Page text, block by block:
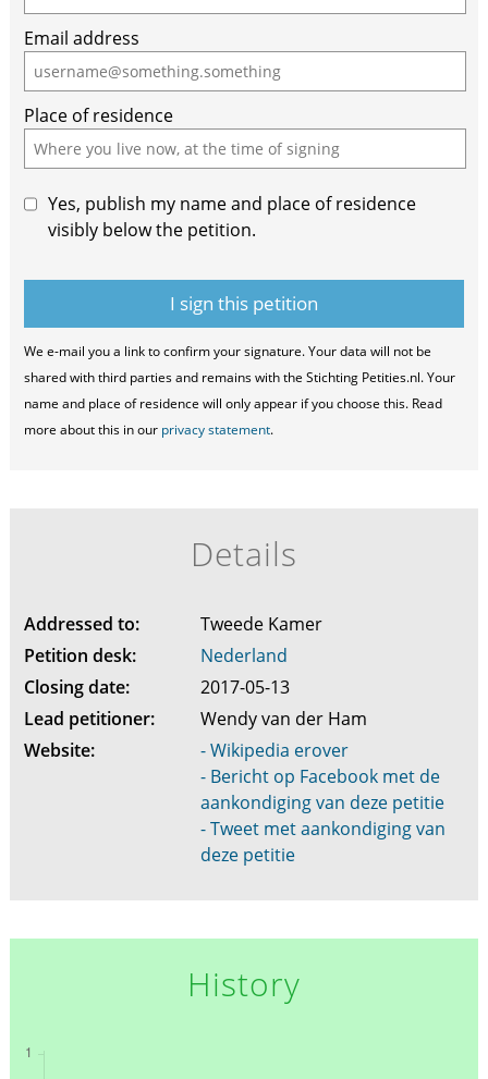
are
a
human,
ignore
this
field
Email address
Place of residence
Yes, publish my name and place of residence
visibly below the petition.
We e-mail you a link to confirm your signature. Your data will not be
shared with third parties and remains with the Stichting Petities.nl. Your
name and place of residence will only appear if you choose this. Read
more about this in our privacy statement.
Details
Addressed to:
Tweede Kamer
Petition desk:
Nederland
Closing date:
2017-05-13
Lead petitioner:
Wendy van der Ham
Website:
- Wikipedia erover
- Bericht op Facebook met de
aankondiging van deze petitie
- Tweet met aankondiging van
deze petitie
History